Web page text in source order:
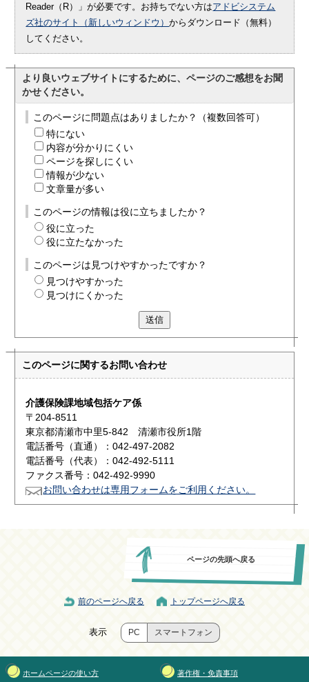
Reader（R）」が必要です。お持ちでない方はアドビシステム
ズ社のサイト（新しいウィンドウ）からダウンロード（無料）
してください。
より良いウェブサイトにするために、ページのご感想をお聞
かせください。
このページに問題点はありましたか？（複数回答可）
特にない
内容が分かりにくい
ページを探しにくい
情報が少ない
文章量が多い
このページの情報は役に立ちましたか？
役に立った
役に立たなかった
このページは見つけやすかったですか？
見つけやすかった
見つけにくかった
送信
このページに関するお問い合わせ
介護保険課地域包括ケア係
〒204-8511
東京都清瀬市中里5-842 清瀬市役所1階
電話番号（直通）：042-497-2082
電話番号（代表）：042-492-5111
ファクス番号：042-492-9990
お問い合わせは専用フォームをご利用ください。
ページの先頭へ戻る
前のページへ戻る トップページへ戻る
表示 PC スマートフォン
ホームページの使い方 著作権・免責事項